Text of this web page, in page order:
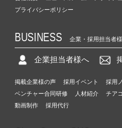
プライバシーポリシー
BUSINESS 企業・採用担当者様
企業担当者様へ
掲載企業様の声 採用イベント 採用
ベンチャー合同研修
人材紹介 チア
動画制作
採用代行